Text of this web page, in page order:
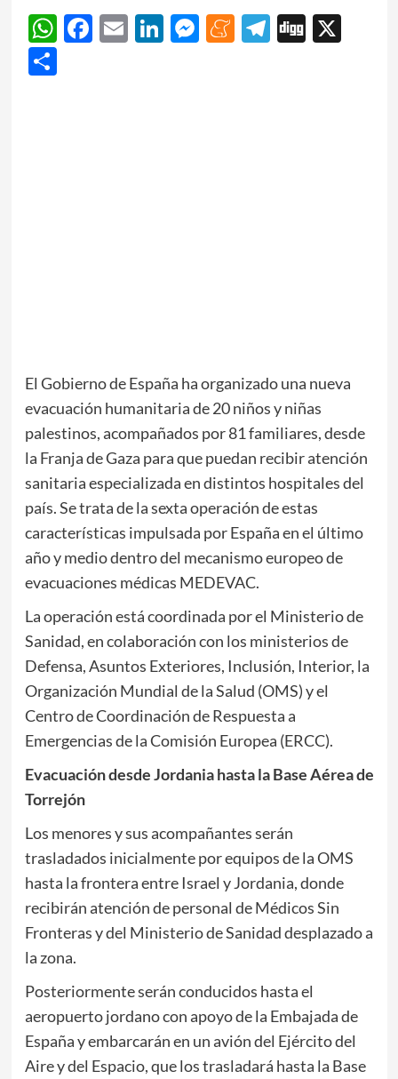
WhatsApp
Facebook
EmailLinkedIn
Messenger
Meneame
Telegram
Digg
X
Share
El Gobierno de España ha organizado una nueva
evacuación humanitaria de 20 niños y niñas
palestinos, acompañados por 81 familiares, desde
la Franja de Gaza para que puedan recibir atención
sanitaria especializada en distintos hospitales del
país. Se trata de la sexta operación de estas
características impulsada por España en el último
año y medio dentro del mecanismo europeo de
evacuaciones médicas MEDEVAC.
La operación está coordinada por el Ministerio de
Sanidad, en colaboración con los ministerios de
Defensa, Asuntos Exteriores, Inclusión, Interior, la
Organización Mundial de la Salud (OMS) y el
Centro de Coordinación de Respuesta a
Emergencias de la Comisión Europea (ERCC).
Evacuación desde Jordania hasta la Base Aérea de
Torrejón
Los menores y sus acompañantes serán
trasladados inicialmente por equipos de la OMS
hasta la frontera entre Israel y Jordania, donde
recibirán atención de personal de Médicos Sin
Fronteras y del Ministerio de Sanidad desplazado a
la zona.
Posteriormente serán conducidos hasta el
aeropuerto jordano con apoyo de la Embajada de
España y embarcarán en un avión del Ejército del
Aire y del Espacio, que los trasladará hasta la Base